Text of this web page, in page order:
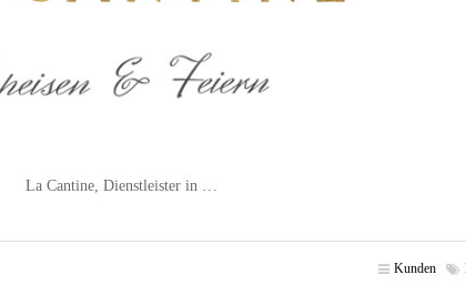
La Cantine, Dienstleister in …
Kunden